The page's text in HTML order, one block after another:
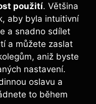
použití. Většina
aby byla intuitivní​
a snadno sdílet
‍a‍ můžete ​zaslat
aniž ‌byste
nastavení.
oslavu a
to během